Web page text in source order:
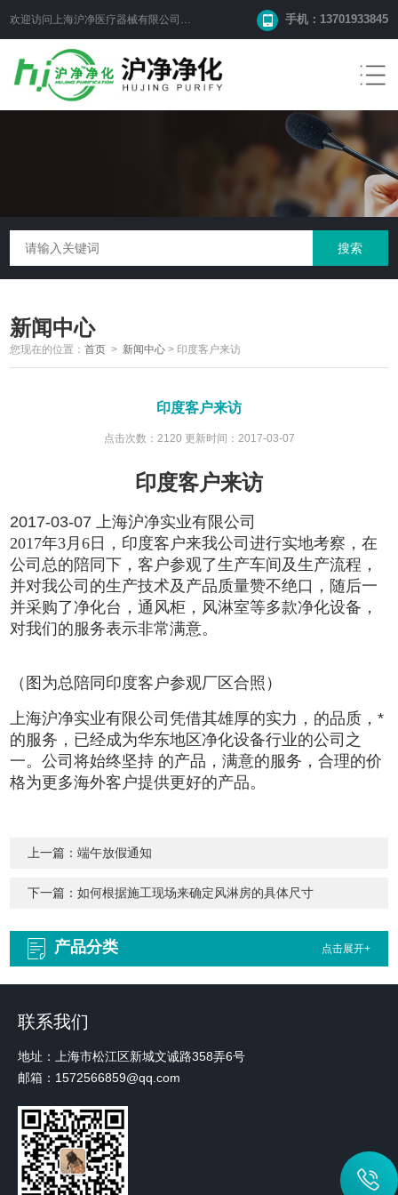
欢迎访问上海沪净医疗器械有限公司网站！ 手机：13701933845
新闻中心
您现在的位置：首页 > 新闻中心 > 印度客户来访
印度客户来访
点击次数：2120 更新时间：2017-03-07
印度客户来访
2017-03-07 上海沪净实业有限公司
2017年3 月6日，印度客户来我公司进行实地考察，在
公司总的陪同下，客户参观了生产车间及生产流程，
并对我公司的生产技术及产品质量赞不绝口，随后一
并采购了净化台，通风柜，风淋室等多款净化设备，
对我们的服务表示非常满意。
（图为总陪同印度客户参观厂区合照）
上海沪净实业有限公司凭借其雄厚的实力，的品质，*
的服务，已经成为华东地区净化设备行业的公司之
一。公司将始终坚持 的产品，满意的服务，合理的价
格为更多海外客户提供更好的产品。
上一篇：端午放假通知
下一篇：如何根据施工现场来确定风淋房的具体尺寸
产品分类 点击展开+
联系我们
地址：上海市松江区新城文诚路358弄6号
邮箱：1572566859@qq.com